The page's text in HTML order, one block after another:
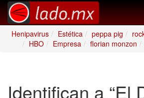
Henipavirus
Estética peppa pig
HBO
Empresa florian monzon
Identifican a “El